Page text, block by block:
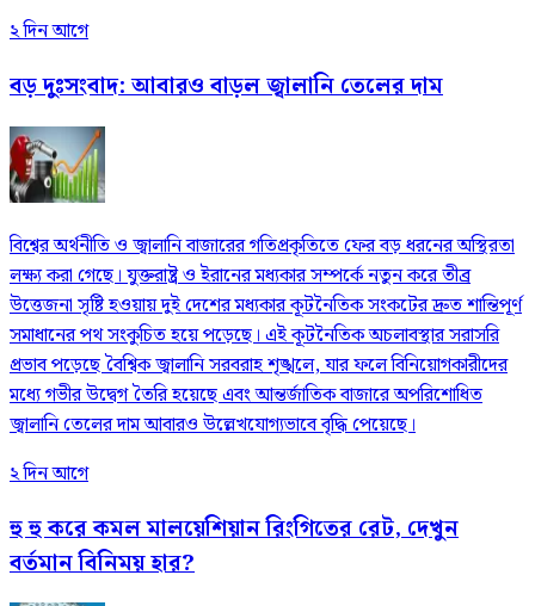
২ দিন আগে
বড় দুঃসংবাদ: আবারও বাড়ল জ্বালানি তেলের দাম
বিশ্বের অর্থনীতি ও জ্বালানি বাজারের গতিপ্রকৃতিতে ফের বড় ধরনের অস্থিরতা
লক্ষ্য করা গেছে। যুক্তরাষ্ট্র ও ইরানের মধ্যকার সম্পর্কে নতুন করে তীব্র
উত্তেজনা সৃষ্টি হওয়ায় দুই দেশের মধ্যকার কূটনৈতিক সংকটের দ্রুত শান্তিপূর্ণ
সমাধানের পথ সংকুচিত হয়ে পড়েছে। এই কূটনৈতিক অচলাবস্থার সরাসরি
প্রভাব পড়েছে বৈশ্বিক জ্বালানি সরবরাহ শৃঙ্খলে, যার ফলে বিনিয়োগকারীদের
মধ্যে গভীর উদ্বেগ তৈরি হয়েছে এবং আন্তর্জাতিক বাজারে অপরিশোধিত
জ্বালানি তেলের দাম আবারও উল্লেখযোগ্যভাবে বৃদ্ধি পেয়েছে।
২ দিন আগে
হু হু করে কমল মালয়েশিয়ান রিংগিতের রেট, দেখুন
বর্তমান বিনিময় হার?